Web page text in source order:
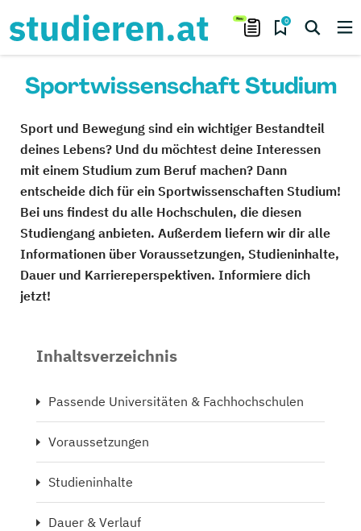
0
Sportwissenschaft Studium
Sport und Bewegung sind ein wichtiger Bestandteil
deines Lebens? Und du möchtest deine Interessen
mit einem Studium zum Beruf machen? Dann
entscheide dich für ein Sportwissenschaften Studium!
Bei uns findest du alle Hochschulen, die diesen
Studiengang anbieten. Außerdem liefern wir dir alle
Informationen über Voraussetzungen, Studieninhalte,
Dauer und Karriereperspektiven. Informiere dich
jetzt!
Inhaltsverzeichnis
Passende Universitäten & Fachhochschulen
Voraussetzungen
Studieninhalte
Dauer & Verlauf